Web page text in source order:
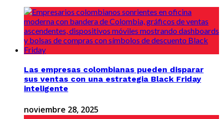
Las empresas colombianas pueden disparar
sus ventas con una estrategia Black Friday
inteligente
noviembre 28, 2025